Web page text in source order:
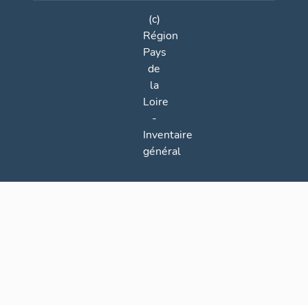
(c)
Région
Pays
de
la
Loire
-
Inventaire
général